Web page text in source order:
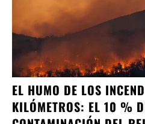
EL HUMO DE LOS
KILÓMETROS: EL 10 %